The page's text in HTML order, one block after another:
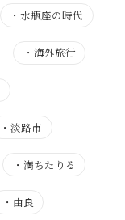
・水瓶座の時代
・ 海外旅行
・淡路市
・ 満ちたりる
・ 由良